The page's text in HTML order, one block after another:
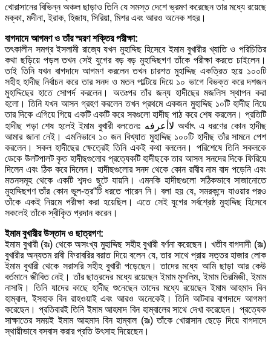
খোরাসানের বিভিন্ন অঞ্চল ছাড়াও তিনি যে সমস্ত দেশে ভ্রমণ করেছেন তার মধ্যে রয়েছে
মক্কা, মদীনা, ইরাক, হিজায, সিরিয়া, মিশর এবং আরও অনেক শহর।
বাগদাদে আগমণ ও তাঁর স্মরণ শক্তির পরীক্ষা:
তৎকালীন সমগ্র ইসলামী রাজ্যে যখন মুহাদ্দিছ হিসেবে ইমাম বুখারীর খ্যাতি ও পরিচিতির
কথা ছড়িয়ে পড়ল তখন সেই যুগের বড় বড় মুহাদ্দিছগণ তাঁকে পরীক্ষা করতে চাইলেন।
তাই তিনি যখন বাগদাদে আগমণ করলেন তখন চারশত মুহাদ্দিছ একত্রিত হয়ে ১০০টি
সহীহ হাদীছ নির্বাচন করে তার সনদ ও মতন পাল্টিয়ে দিয়ে ১০ ভাগে বিভক্ত করে দশজন
মুহাদ্দিছের হাতে সোপর্দ করলেন। অতঃপর তাঁর জন্য হাদীছের মজলিস স্থাপন করা
হলো। তিনি যখন আসন গ্রহণ করলেন তখন প্রথমে একজন মুহাদ্দিছ ১০টি হাদীছ নিয়ে
তার দিকে এগিয়ে গিয়ে একটি একটি করে সবগুলো হাদীছ পাঠ করে শেষ করলেন। প্রতিটি
হাদীছ পড়া শেষ হলেই ইমাম বুখারী বলতেনঃ لاأعرفه অর্থাৎ এ ধরণের কোন হাদীছ
আমার জানা নেই। এমনিভাবে ১০ জন বিখ্যাত মুহাদ্দিছ ১০০টি হাদীছ তাঁর সামনে পেশ
করলেন। সকল হাদীছের ক্ষেত্রেই তিনি একই কথা বললেন। পরিশেষে তিনি সকলকে
ডেকে উলটপালট কৃত হাদীছগুলোর প্রত্যেকটি হাদীছকে তার আসল সনদের দিকে ফিরিয়ে
দিলেন এবং ঠিক করে দিলেন। হাদীছগুলোর সনদ থেকে কোন রাবীর নাম বাদ পড়েনি এবং
মতনসমূহ থেকে একটি শব্দও ছুটে যায়নি। এমনকি হাদীছগুলো সঠিকভাবে সাজানোতে
মুহাদ্দিছগণ তাঁর কোন ভুল-ত্র“টি ধরতে পারেন নি। বলা হয় যে, সমরকন্দে যাওয়ার পরও
তাঁকে একই নিয়মে পরীক্ষা করা হয়েছিল। এতে সেই যুগের সর্বশ্রেষ্ঠ মুহাদ্দিছ হিসেবে
সকলেই তাঁকে স্বীকৃিত প্রদান করেন।
ইমাম বুখারীর উস্তাদ ও ছাত্রগণ:
ইমাম বুখারী (রঃ) থেকে অসংখ্য মুহাদ্দিছ সহীহ বুখারী বর্ণনা করেছেন। খতীব বাগদাদী (রঃ)
বুখারীর অন্যতম রাবী ফিরাবরির বরাত দিয়ে বলেন যে, তার সাথে প্রায় সত্তর হাজার লোক
ইমাম বুখারী থেকে সরাসরি সহীহ বুখারী পড়েছেন। তাদের মধ্যে আমি ছাড়া আর কেউ
বর্তমানে জীবিত নেই। তাঁর ছাত্রদের মধ্যে রয়েছেন ইমাম মুসলিম, ইমাম তিরমিজী, ইমাম
নাসাঈ। তিনি যাদের কাছে হাদীছ শুনেছেন তাদের মধ্যে রয়েছেন ইমাম আহমাদ বিন
হাম্বাল, ইসহাক বিন রাহওয়াই এবং আরও অনেকেই। তিনি আটবার বাগদাদে আগমণ
করেছেন। প্রতিবারই তিনি ইমাম আহমাদ বিন হাম্বালের সাথে দেখা করেছেন। প্রত্যেক
সাক্ষাতের সময়ই ইমাম আহমাদ বিন হাম্বাল (রঃ) তাঁকে খোরাসান ছেড়ে দিয়ে বাগদাদে
স্থায়ীভাবে বসবাস করার প্রতি উৎসাহ দিয়েছেন।